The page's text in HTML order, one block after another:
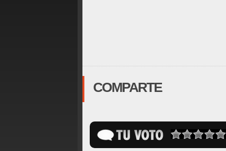
COMPARTE